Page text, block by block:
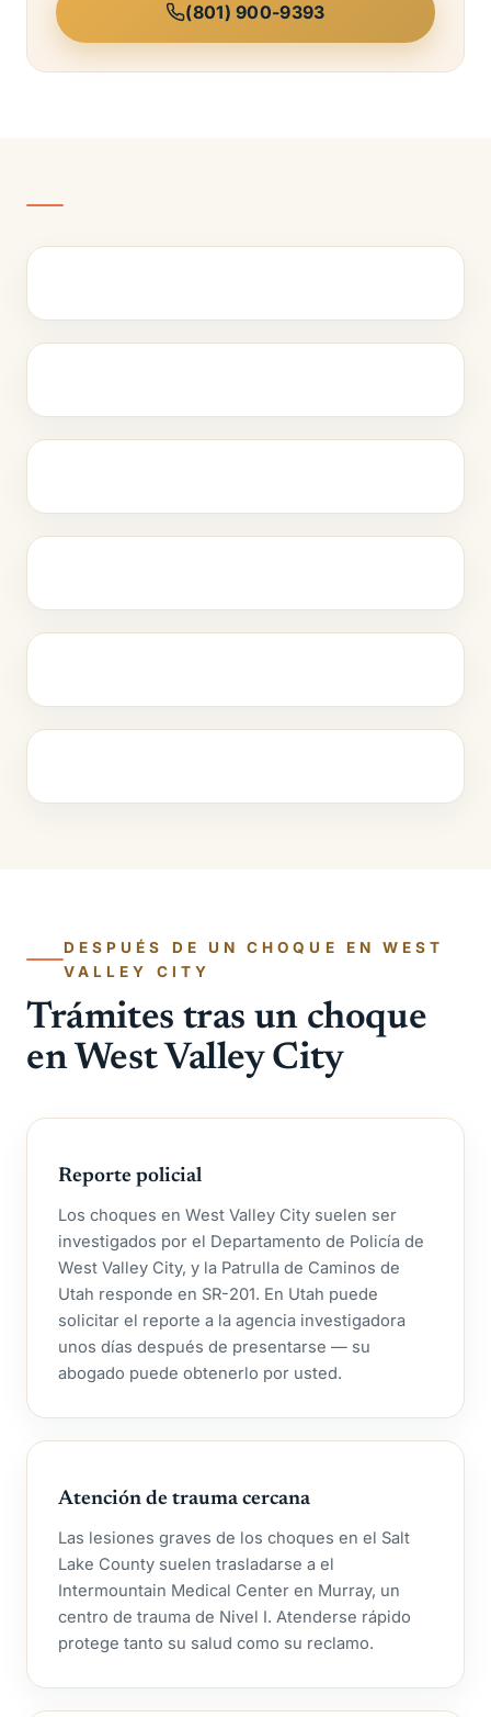
(801) 900-9393
DESPUÉS DE UN CHOQUE EN WEST
VALLEY CITY
Trámites tras un choque
en West Valley City
Reporte policial
Los choques en West Valley City suelen ser
investigados por el Departamento de Policía de
West Valley City, y la Patrulla de Caminos de
Utah responde en SR-201. En Utah puede
solicitar el reporte a la agencia investigadora
unos días después de presentarse — su
abogado puede obtenerlo por usted.
Atención de trauma cercana
Las lesiones graves de los choques en el Salt
Lake County suelen trasladarse a el
Intermountain Medical Center en Murray, un
centro de trauma de Nivel I. Atenderse rápido
protege tanto su salud como su reclamo.